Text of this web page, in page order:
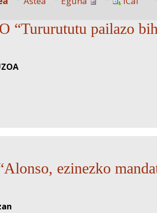
“Tururututu pailazo
ezinezko